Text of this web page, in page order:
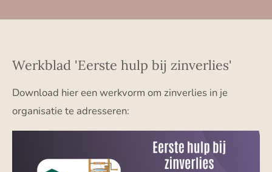
Werkblad 'Eerste hulp bij zinverlies'
Download hier een werkvorm om zinverlies in je
organisatie te adresseren: